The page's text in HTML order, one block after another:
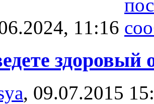
11:16
здоровый
, 09.07.2015